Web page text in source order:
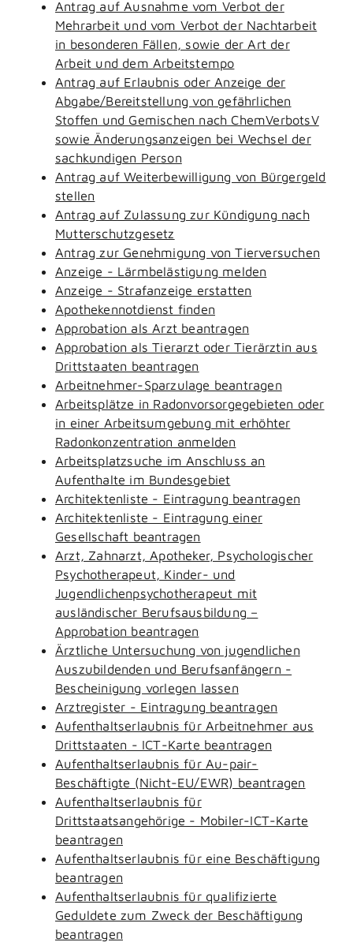
Antrag auf Ausnahme vom Verbot der
Mehrarbeit und vom Verbot der Nachtarbeit
in besonderen Fällen, sowie der Art der
Arbeit und dem Arbeitstempo
Antrag auf Erlaubnis oder Anzeige der
Abgabe/Bereitstellung von gefährlichen
Stoffen und Gemischen nach ChemVerbotsV
sowie Änderungsanzeigen bei Wechsel der
sachkundigen Person
Antrag auf Weiterbewilligung von Bürgergeld
stellen
Antrag auf Zulassung zur Kündigung nach
Mutterschutzgesetz
Antrag zur Genehmigung von Tierversuchen
Anzeige - Lärmbelästigung melden
Anzeige - Strafanzeige erstatten
Apothekennotdienst finden
Approbation als Arzt beantragen
Approbation als Tierarzt oder Tierärztin aus
Drittstaaten beantragen
Arbeitnehmer-Sparzulage beantragen
Arbeitsplätze in Radonvorsorgegebieten oder
in einer Arbeitsumgebung mit erhöhter
Radonkonzentration anmelden
Arbeitsplatzsuche im Anschluss an
Aufenthalte im Bundesgebiet
Architektenliste - Eintragung beantragen
Architektenliste - Eintragung einer
Gesellschaft beantragen
Arzt, Zahnarzt, Apotheker, Psychologischer
Psychotherapeut, Kinder- und
Jugendlichenpsychotherapeut mit
ausländischer Berufsausbildung –
Approbation beantragen
Ärztliche Untersuchung von jugendlichen
Auszubildenden und Berufsanfängern -
Bescheinigung vorlegen lassen
Arztregister - Eintragung beantragen
Aufenthaltserlaubnis für Arbeitnehmer aus
Drittstaaten - ICT-Karte beantragen
Aufenthaltserlaubnis für Au-pair-
Beschäftigte (Nicht-EU/EWR) beantragen
Aufenthaltserlaubnis für
Drittstaatsangehörige - Mobiler-ICT-Karte
beantragen
Aufenthaltserlaubnis für eine Beschäftigung
beantragen
Aufenthaltserlaubnis für qualifizierte
Geduldete zum Zweck der Beschäftigung
beantragen